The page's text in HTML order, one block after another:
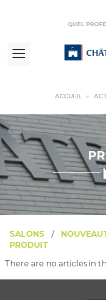
QUEL
ACCUEIL
SALONS
PRODUIT
There are no articles in